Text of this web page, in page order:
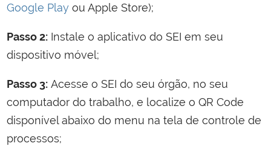
Google Playou Apple Store);
Passo 2:Instale o aplicativo do SEI em seu
dispositivo móvel;
Passo 3:Acesse o SEI do seu órgão, no seu
computador do trabalho, e localize o QR Code
disponível abaixo do menu na tela de controle de
processos;